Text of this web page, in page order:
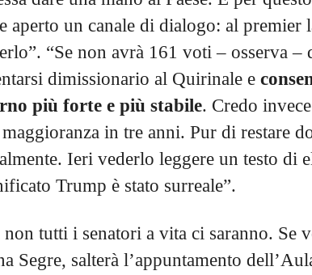
aperto un canale di dialogo: al premier
“Se non avrà 161 voti – osserva –
dimissionario al Quirinale e
più forte e più stabile. Credo
in tre anni. Pur di restare
Ieri vederlo leggere un testo di
Trump è stato surreale”.
tutti i senatori a vita ci saranno. Se
Segre, salterà l’appuntamento